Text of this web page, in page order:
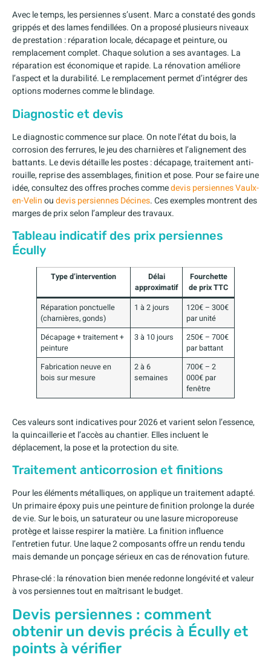
Avec le temps, les persiennes s’usent. Marc a constaté des gonds
grippés et des lames fendillées. On a proposé plusieurs niveaux
de prestation : réparation locale, décapage et peinture, ou
remplacement complet. Chaque solution a ses avantages. La
réparation est économique et rapide. La rénovation améliore
l’aspect et la durabilité. Le remplacement permet d’intégrer des
options modernes comme le blindage.
Diagnostic et devis
Le diagnostic commence sur place. On note l’état du bois, la
corrosion des ferrures, le jeu des charnières et l’alignement des
battants. Le devis détaille les postes : décapage, traitement anti-
rouille, reprise des assemblages, finition et pose. Pour se faire une
idée, consultez des offres proches commedevis persiennes Vaulx-
en-Velinoudevis persiennes Décines. Ces exemples montrent des
marges de prix selon l’ampleur des travaux.
Tableau indicatif des prix persiennes
Écully
Type d’intervention
Délai
approximatif
Fourchette
de prix TTC
Réparation ponctuelle
(charnières, gonds)
1 à 2 jours
120€ – 300€
par unité
Décapage + traitement +
peinture
3 à 10 jours
250€ – 700€
par battant
Fabrication neuve en
bois sur mesure
2 à 6
semaines
700€ – 2
000€ par
fenêtre
Ces valeurs sont indicatives pour 2026 et varient selon l’essence,
la quincaillerie et l’accès au chantier. Elles incluent le
déplacement, la pose et la protection du site.
Traitement anticorrosion et finitions
Pour les éléments métalliques, on applique un traitement adapté.
Un primaire époxy puis une peinture de finition prolonge la durée
de vie. Sur le bois, un saturateur ou une lasure microporeuse
protège et laisse respirer la matière. La finition influence
l’entretien futur. Une laque 2 composants offre un rendu tendu
mais demande un ponçage sérieux en cas de rénovation future.
Phrase-clé : la rénovation bien menée redonne longévité et valeur
à vos persiennes tout en maîtrisant le budget.
Devis persiennes : comment
obtenir un devis précis à Écully et
points à vérifier